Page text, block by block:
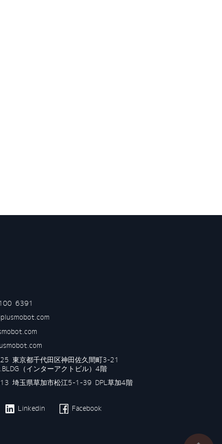
6391
東京都千代田区神田佐久間町3-21
（インターアクトビル）4階
埼玉県草加市松江5-1-39 DPL草加4階